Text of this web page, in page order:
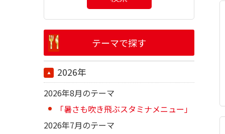
テーマで探す
2026年
2026年8月のテーマ
「暑さも吹き飛ぶスタミナメニュー」
2026年7月のテーマ